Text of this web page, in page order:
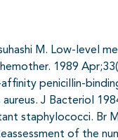
M. Low-level
1989
affinity penicillin-
J Bacteriol
staphylococci. Br
of the